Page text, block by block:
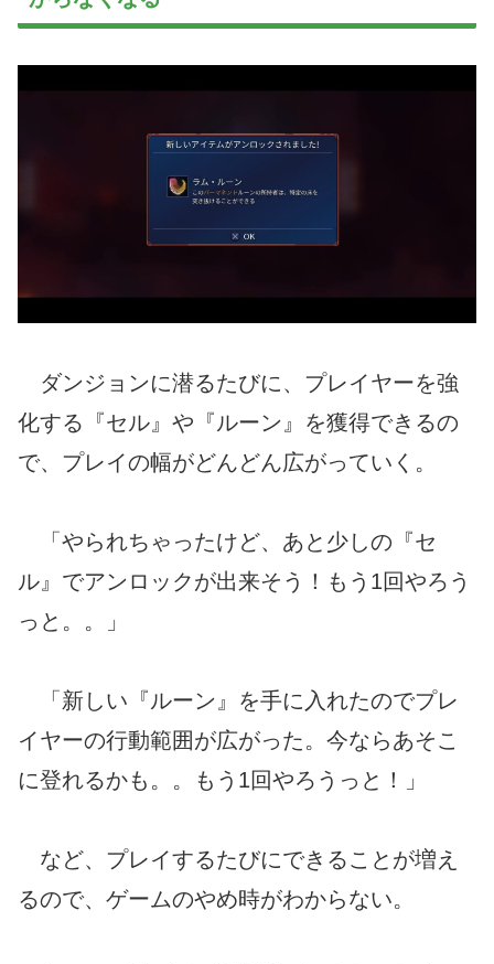
ダンジョンに潜るたびに、プレイヤーを強
化する『セル』や『ルーン』を獲得できるの
で、プレイの幅がどんどん広がっていく。
「やられちゃったけど、あと少しの『セ
ル』でアンロックが出来そう！もう1回やろう
っと。。」
「新しい『ルーン』を手に入れたのでプレ
イヤーの行動範囲が広がった。今ならあそこ
に登れるかも。。もう1回やろうっと！」
など、プレイするたびにできることが増え
るので、ゲームのやめ時がわからない。